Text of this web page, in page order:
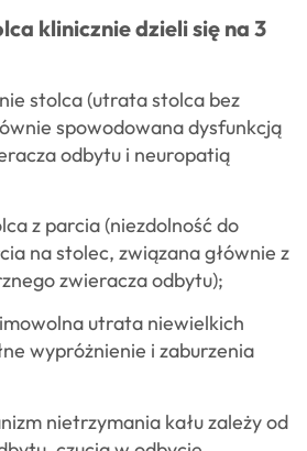
klinicznie dzieli się na 3
stolca (utrata stolca bez
spowodowana dysfunkcją
odbytu i neuropatią
z parcia (niezdolność do
na stolec, związana głównie z
zwieracza odbytu);
utrata niewielkich
wypróżnienie i zaburzenia
nietrzymania kału zależy od